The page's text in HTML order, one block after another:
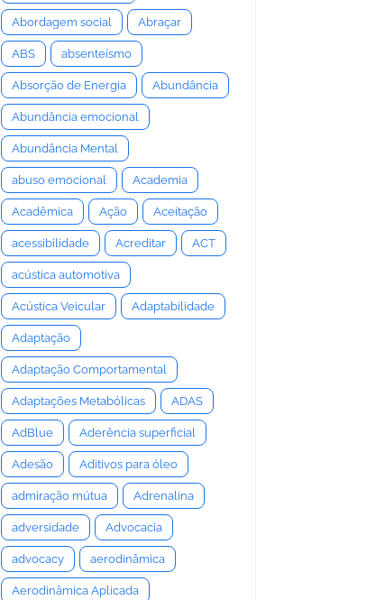
Abordagem social Abraçar
ABS absenteísmo
Absorção de Energia Abundância
Abundância emocional
Abundância Mental
abuso emocional Academia
Acadêmica Ação Aceitação
acessibilidade Acreditar ACT
acústica automotiva
Acústica Veicular Adaptabilidade
Adaptação
Adaptação Comportamental
Adaptações Metabólicas ADAS
AdBlue Aderência superficial
Adesão Aditivos para óleo
admiração mútua Adrenalina
adversidade Advocacia
advocacy aerodinâmica
Aerodinâmica Aplicada